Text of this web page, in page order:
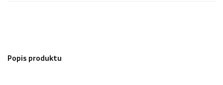
Popis produktu